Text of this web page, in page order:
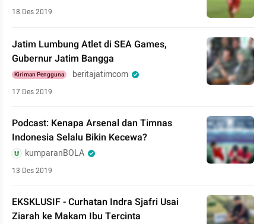
18 Des 2019
Jatim Lumbung Atlet di SEA Games,
Gubernur Jatim Bangga
Kiriman Pengguna beritajatimcom
17 Des 2019
Podcast: Kenapa Arsenal dan Timnas
Indonesia Selalu Bikin Kecewa?
kumparanBOLA
13 Des 2019
EKSKLUSIF - Curhatan Indra Sjafri Usai
Ziarah ke Makam Ibu Tercinta